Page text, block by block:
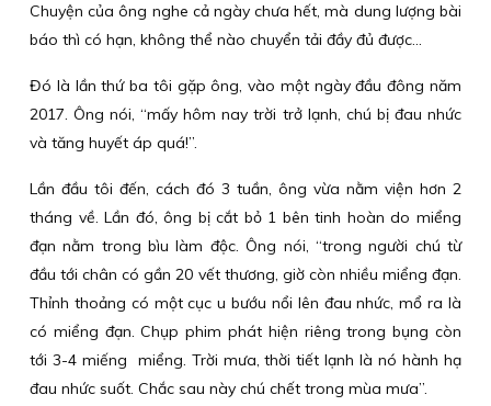
Chuyện của ông nghe cả ngày chưa hết, mà dung lượng bài
báo thì có hạn, không thể nào chuyển tải đầy đủ được...
Đó là lần thứ ba tôi gặp ông, vào một ngày đầu đông năm
2017. Ông nói, “mấy hôm nay trời trở lạnh, chú bị đau nhức
và tăng huyết áp quá!”.
Lần đầu tôi đến, cách đó 3 tuần, ông vừa nằm viện hơn 2
tháng về. Lần đó, ông bị cắt bỏ 1 bên tinh hoàn do miểng
đạn nằm trong bìu làm độc. Ông nói, “trong người chú từ
đầu tới chân có gần 20 vết thương, giờ còn nhiều miểng đạn.
Thỉnh thoảng có một cục u bướu nổi lên đau nhức, mổ ra là
có miểng đạn. Chụp phim phát hiện riêng trong bụng còn
tới 3-4 miếng miểng. Trời mưa, thời tiết lạnh là nó hành hạ
đau nhức suốt. Chắc sau này chú chết trong mùa mưa”.